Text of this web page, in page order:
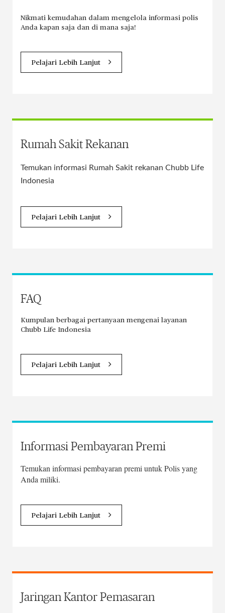
Nikmati kemudahan dalam mengelola informasi polis
Anda kapan saja dan di mana saja!
Pelajari Lebih Lanjut
Rumah Sakit Rekanan
Temukan informasi Rumah Sakit rekanan Chubb Life
Indonesia
Pelajari Lebih Lanjut
FAQ
Kumpulan berbagai pertanyaan mengenai layanan
Chubb Life Indonesia
Pelajari Lebih Lanjut
Informasi Pembayaran Premi
Temukan informasi pembayaran premi untuk Polis yang
Anda miliki.
Pelajari Lebih Lanjut
Jaringan Kantor Pemasaran